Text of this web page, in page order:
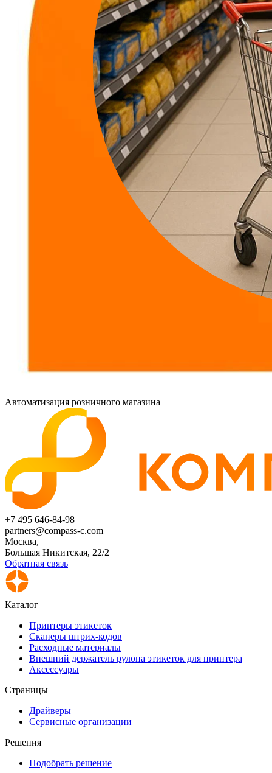
Автоматизация розничного магазина
+7 495 646-84-98
partners@compass-c.com
Москва,
Большая Никитская, 22/2
Обратная связь
Каталог
Принтеры этикеток
Сканеры штрих-кодов
Расходные материалы
Внешний держатель рулона этикеток для принтера
Аксессуары
Страницы
Драйверы
Сервисные организации
Решения
Подобрать решение